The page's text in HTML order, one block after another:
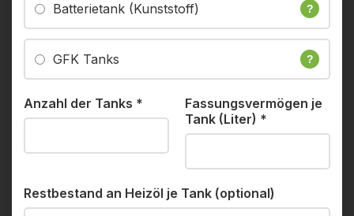
Batterietank (Kunststoff) ?
GFK Tanks ?
Anzahl der Tanks *
Fassungsvermögen je
Tank (Liter) *
Restbestand an Heizöl je Tank (optional)